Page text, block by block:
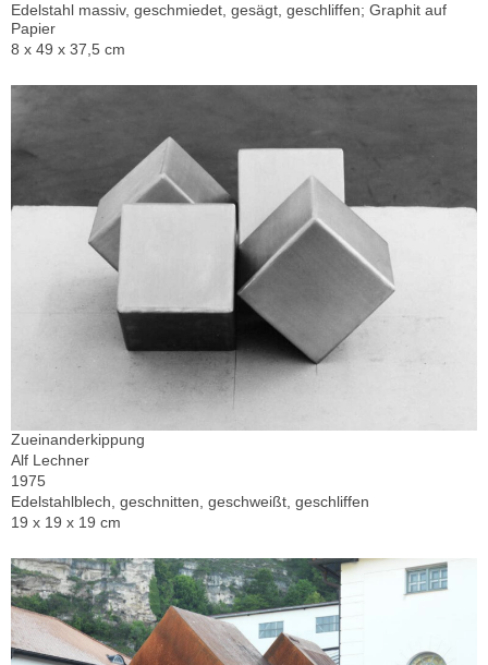
Edelstahl massiv, geschmiedet, gesägt, geschliffen; Graphit auf
Papier
8 x 49 x 37,5 cm
Zueinanderkippung
Alf Lechner
1975
Edelstahlblech, geschnitten, geschweißt, geschliffen
19 x 19 x 19 cm